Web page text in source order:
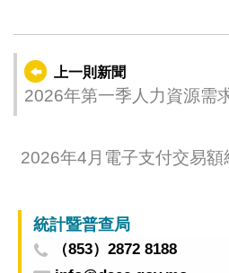
上一則新聞
2026年第一季人力資源需
2026年4月電子支付交易額
統計暨普查局
（853）2872 8188